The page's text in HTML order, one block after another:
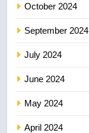
October 2024
September 2024
July 2024
June 2024
May 2024
April 2024